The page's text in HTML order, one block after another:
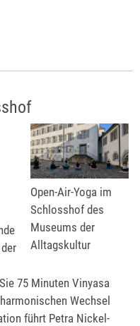
Open-Air-Yoga im
Schlosshof des
Museums der
Alltagskultur
75 Minuten Vinyasa
Wechsel
führt Petra Nickel-